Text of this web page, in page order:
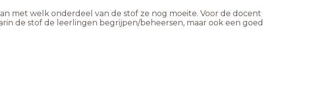
met welk onderdeel van de stof ze nog moeite. Voor de docent
de stof de leerlingen begrijpen/beheersen, maar ook een goed